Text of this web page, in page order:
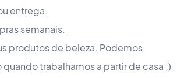
entrega.
semanais.
produtos de beleza. Podemos
trabalhamos a partir de casa ;)